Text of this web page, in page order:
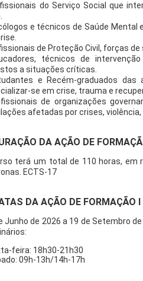
do Serviço Social que
e técnicos de Saúde Mental
de Proteção Civil, forças
técnicos de
a situações críticas.
e Recém-graduados
se em crise, trauma e
de organizações
afetadas por crises,
DA AÇÃO DE
terá um total de 110 horas, em
ECTS-17
DA AÇÃO DE FORMAÇÃO I
Junho de 2026 a 19 de Setembro
feira: 18h30-21h30
09h-13h/14h-17h